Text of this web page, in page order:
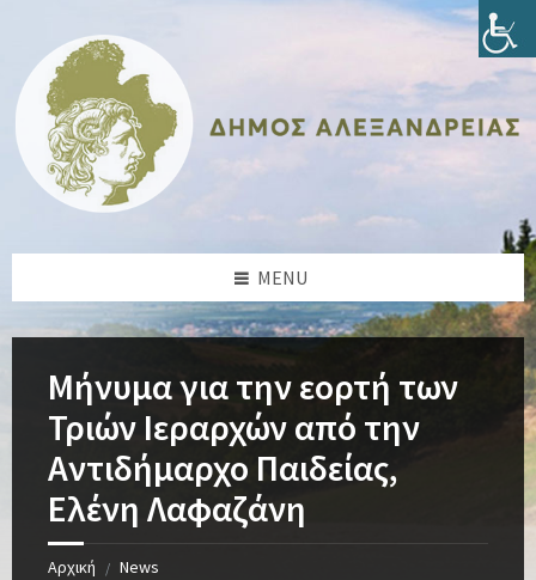
content
sidebar
sidebar
footer
MENU
Μήνυμα για την εορτή των
Τριών Ιεραρχών από την
Αντιδήμαρχο Παιδείας,
Ελένη Λαφαζάνη
Αρχική / News